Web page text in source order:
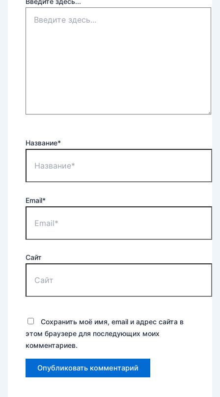
Название*
Email*
Сайт
Сохранить моё имя, email и адрес сайта в
этом браузере для последующих моих
комментариев.